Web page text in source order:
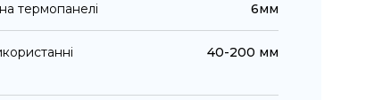
термопанелі 6мм
40-200 мм